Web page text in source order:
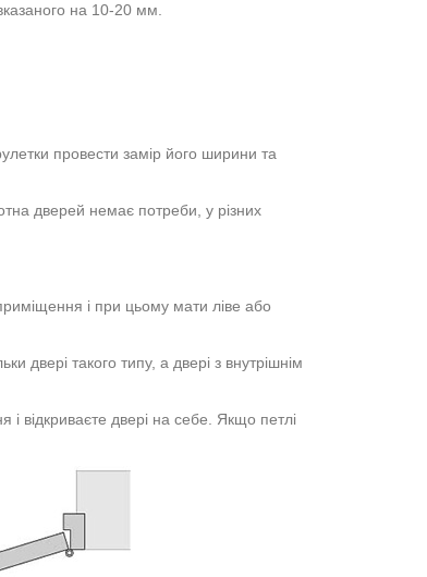
на 10-20 мм.
провести замір його ширини та
дверей немає потреби, у різних
і при цьому мати ліве або
двері такого типу, а двері з внутрішнім
відкриваєте двері на себе. Якщо петлі